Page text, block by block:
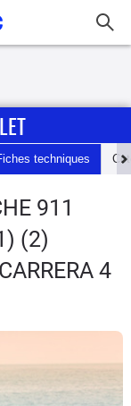
techniques
911
(2)
4